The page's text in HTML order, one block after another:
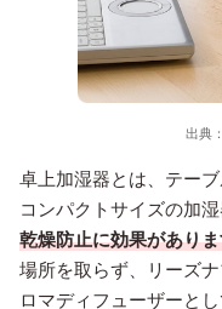
出典：
卓上加湿器とは、テー
コンパクトサイズの加湿
乾燥防止に効果があり
場所を取らず、リーズ
ロマディフューザーと